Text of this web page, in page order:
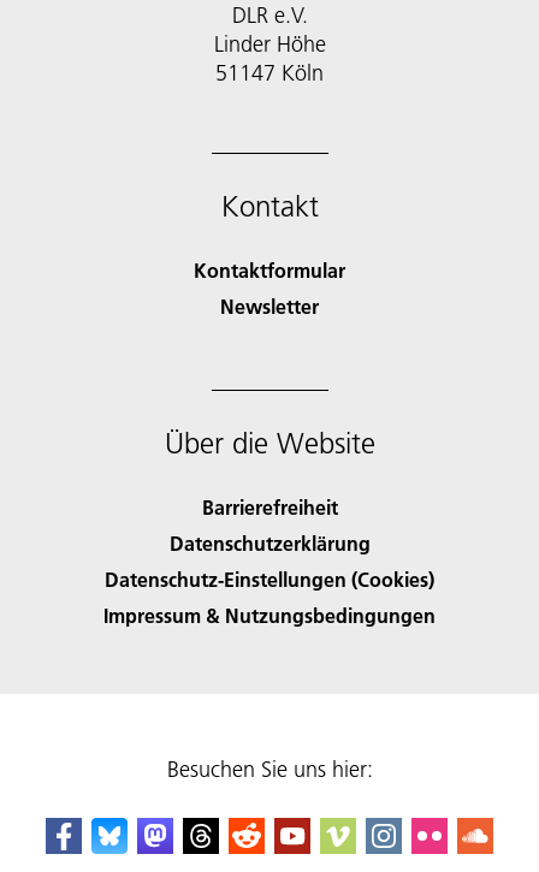
DLR e.V.
Linder Höhe
51147 Köln
Kontakt
Kontaktformular
Newsletter
Über die Website
Barrierefreiheit
Datenschutzerklärung
Datenschutz-Einstellungen (Cookies)
Impressum & Nutzungsbedingungen
Besuchen Sie uns hier: